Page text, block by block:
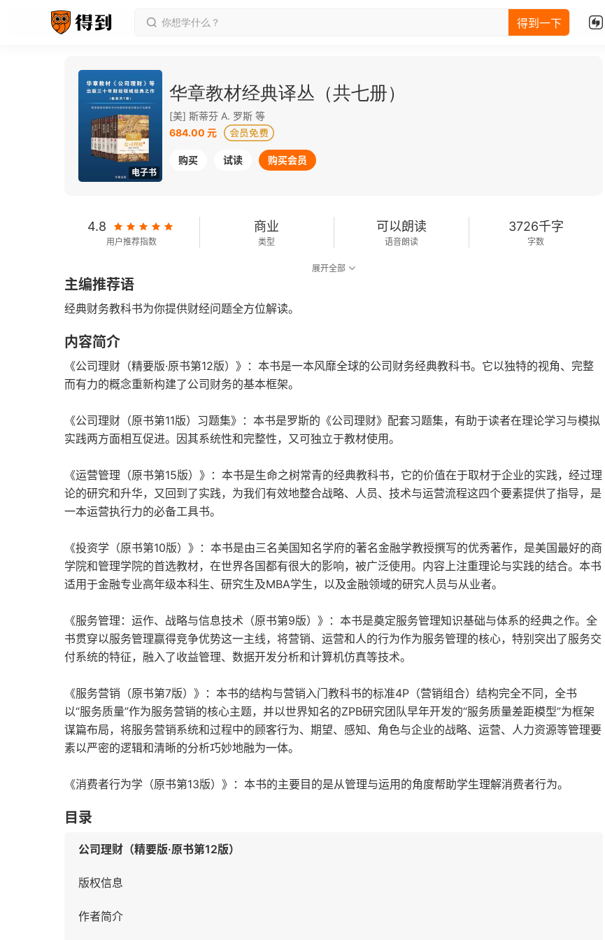
得到一下
电子书
华章教材经典译丛（共七册）
[美] 斯蒂芬 A. 罗斯 等
684.00 元
购买 试读 购买会员
4.8
用户推荐指数
商业
类型
可以朗读
语音朗读
3726千字
字数
发行日期
展开全部
主编推荐语
经典财务教科书为你提供财经问题全方位解读。
内容简介
《公司理财（精要版·原书第12版）》：本书是一本风靡全球的公司财务经典教科书。它以独特的视角、完整
而有力的概念重新构建了公司财务的基本框架。
《公司理财（原书第11版）习题集》：本书是罗斯的《公司理财》配套习题集，有助于读者在理论学习与模拟
实践两方面相互促进。因其系统性和完整性，又可独立于教材使用。
《运营管理（原书第15版）》：本书是生命之树常青的经典教科书，它的价值在于取材于企业的实践，经过理
论的研究和升华，又回到了实践，为我们有效地整合战略、人员、技术与运营流程这四个要素提供了指导，是
一本运营执行力的必备工具书。
《投资学（原书第10版）》：本书是由三名美国知名学府的著名金融学教授撰写的优秀著作，是美国最好的商
学院和管理学院的首选教材，在世界各国都有很大的影响，被广泛使用。内容上注重理论与实践的结合。本书
适用于金融专业高年级本科生、研究生及MBA学生，以及金融领域的研究人员与从业者。
《服务管理：运作、战略与信息技术（原书第9版）》：本书是奠定服务管理知识基础与体系的经典之作。全
书贯穿以服务管理赢得竞争优势这一主线，将营销、运营和人的行为作为服务管理的核心，特别突出了服务交
付系统的特征，融入了收益管理、数据开发分析和计算机仿真等技术。
《服务营销（原书第7版）》：本书的结构与营销入门教科书的标准4P（营销组合）结构完全不同，全书
以“服务质量”作为服务营销的核心主题，并以世界知名的ZPB研究团队早年开发的“服务质量差距模型”为框架
谋篇布局，将服务营销系统和过程中的顾客行为、期望、感知、角色与企业的战略、运营、人力资源等管理要
素以严密的逻辑和清晰的分析巧妙地融为一体。
《消费者行为学（原书第13版）》：本书的主要目的是从管理与运用的角度帮助学生理解消费者行为。
目录
公司理财（精要版·原书第12版）
版权信息
作者简介